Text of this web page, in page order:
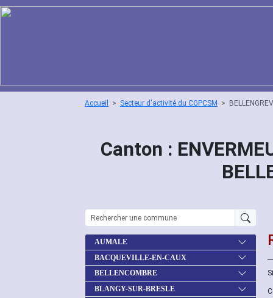
Accueil Secteur d'activité du CGPCSM
Canton :
AUMALE
BACQUEVILLE-EN-CAUX
BELLENCOMBRE
BLANGY-SUR-BRESLE